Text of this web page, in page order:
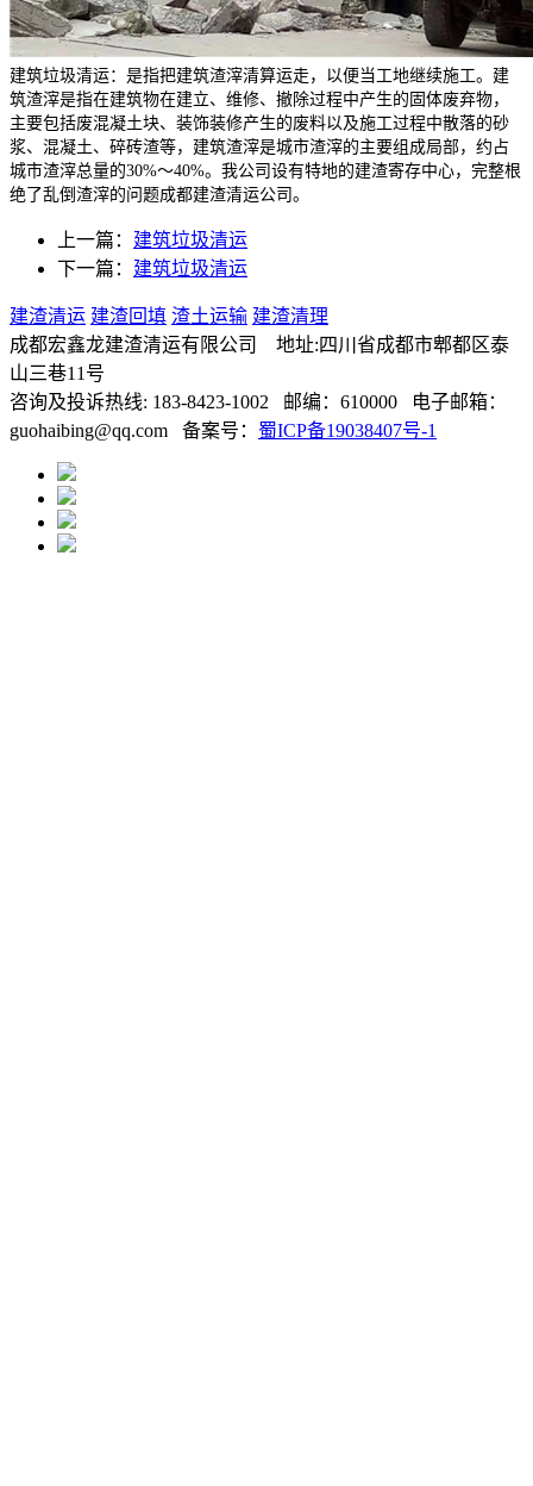
建筑垃圾清运：是指把建筑渣滓清算运走，以便当工地继续施工。建
筑渣滓是指在建筑物在建立、维修、撤除过程中产生的固体废弃物，
主要包括废混凝土块、装饰装修产生的废料以及施工过程中散落的砂
浆、混凝土、碎砖渣等，建筑渣滓是城市渣滓的主要组成局部，约占
城市渣滓总量的30%～40%。我公司设有特地的建渣寄存中心，完整根
绝了乱倒渣滓的问题成都建渣清运公司。
上一篇： 建筑垃圾清运
下一篇： 建筑垃圾清运
建渣清运 建渣回填 渣土运输 建渣清理
成都宏鑫龙建渣清运有限公司 地址:四川省成都市郫都区泰
山三巷11号
咨询及投诉热线: 183-8423-1002 邮编：610000 电子邮箱：
guohaibing@qq.com 备案号： 蜀ICP备19038407号-1